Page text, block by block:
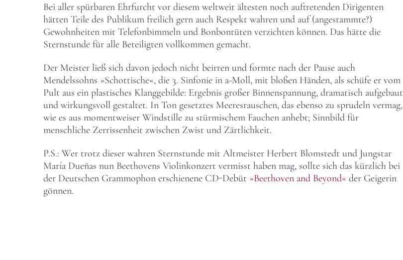
Bei aller spürbaren Ehrfurcht vor diesem weltweit ältesten noch auftretenden Dirigenten
hätten Teile des Publikum freilich gern auch Respekt wahren und auf (angestammte?)
Gewohnheiten mit Telefonbimmeln und Bonbontüten verzichten können. Das hätte die
Sternstunde für alle Beteiligten vollkommen gemacht.
Der Meister ließ sich davon jedoch nicht beirren und formte nach der Pause auch
Mendelssohns »Schottische«, die 3. Sinfonie in a-Moll, mit bloßen Händen, als schüfe er vom
Pult aus ein plastisches Klanggebilde: Ergebnis großer Binnenspannung, dramatisch aufgebaut
und wirkungsvoll gestaltet. In Ton gesetztes Meeresrauschen, das ebenso zu sprudeln vermag,
wie es aus momentweiser Windstille zu stürmischem Fauchen anhebt; Sinnbild für
menschliche Zerrissenheit zwischen Zwist und Zärtlichkeit.
P.S.: Wer trotz dieser wahren Sternstunde mit Altmeister Herbert Blomstedt und Jungstar
María Dueñas nun Beethovens Violinkonzert vermisst haben mag, sollte sich das kürzlich bei
der Deutschen Grammophon erschienene CD-Debüt »Beethoven and Beyond« der Geigerin
gönnen.